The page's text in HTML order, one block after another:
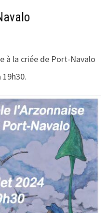
à la criée de Port-Navalo